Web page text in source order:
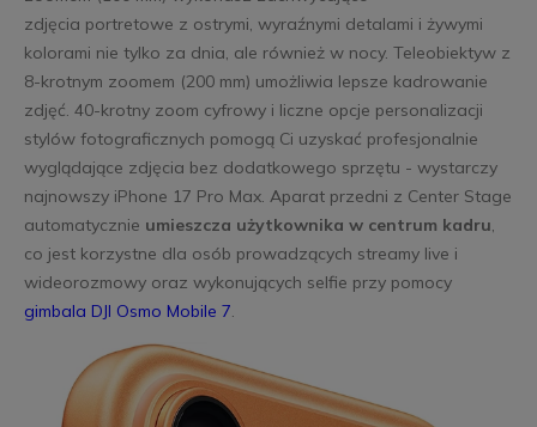
zdjęcia portretowe z ostrymi, wyraźnymi detalami i żywymi
kolorami nie tylko za dnia, ale również w nocy. Teleobiektyw z
8-krotnym zoomem (200 mm) umożliwia lepsze kadrowanie
zdjęć. 40-krotny zoom cyfrowy i liczne opcje personalizacji
stylów fotograficznych pomogą Ci uzyskać profesjonalnie
wyglądające zdjęcia bez dodatkowego sprzętu - wystarczy
najnowszy iPhone 17 Pro Max. Aparat przedni z Center Stage
automatycznie umieszcza użytkownika w centrum kadru,
co jest korzystne dla osób prowadzących streamy live i
wideorozmowy oraz wykonujących selfie przy pomocy
gimbala DJI Osmo Mobile 7.